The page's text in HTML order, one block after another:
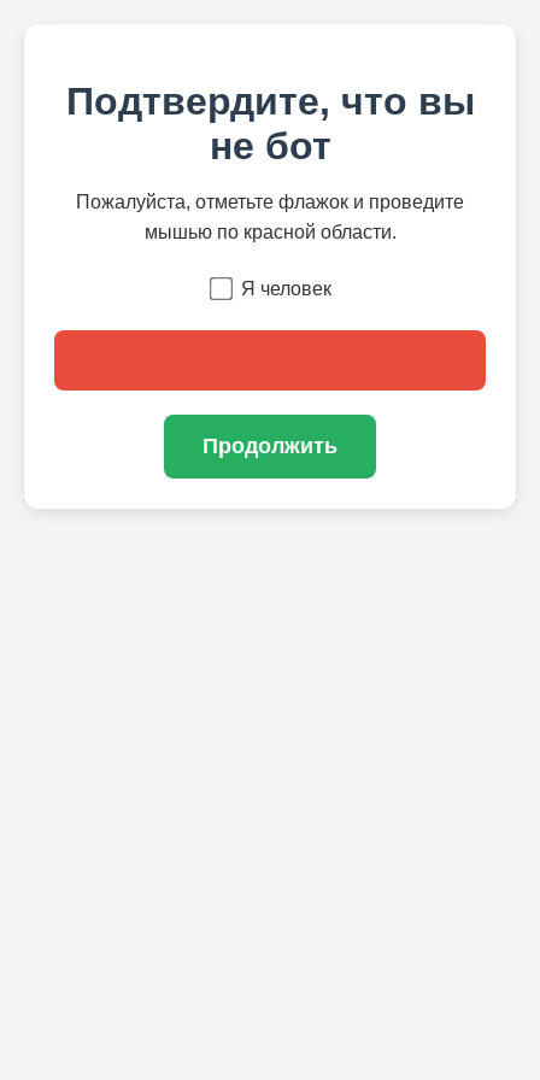
Подтвердите, что вы
не бот
Пожалуйста, отметьте флажок и проведите
мышью по красной области.
Я человек
Продолжить